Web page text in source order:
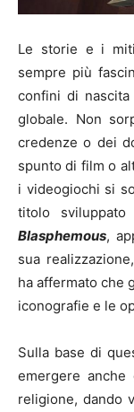
Le storie e i
sempre più
confini di
globale. Non
credenze o dei
spunto di film o
i videogiochi si
titolo sviluppato
Blasphemous,
sua
ha affermato che
iconografie e le
Sulla base di
emergere
religione, dando